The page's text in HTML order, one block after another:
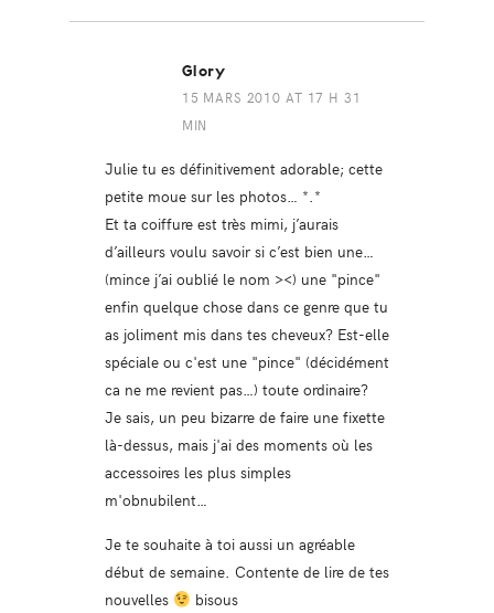
Glory
15 MARS 2010 AT 17 H 31
MIN
Julie tu es définitivement adorable; cette
petite moue sur les photos… *.*
Et ta coiffure est très mimi, j’aurais
d’ailleurs voulu savoir si c’est bien une…
(mince j’ai oublié le nom ><) une "pince"
enfin quelque chose dans ce genre que tu
as joliment mis dans tes cheveux? Est-elle
spéciale ou c'est une "pince" (décidément
ca ne me revient pas…) toute ordinaire?
Je sais, un peu bizarre de faire une fixette
là-dessus, mais j'ai des moments où les
accessoires les plus simples
m'obnubilent…
Je te souhaite à toi aussi un agréable
début de semaine. Contente de lire de tes
nouvelles
bisous